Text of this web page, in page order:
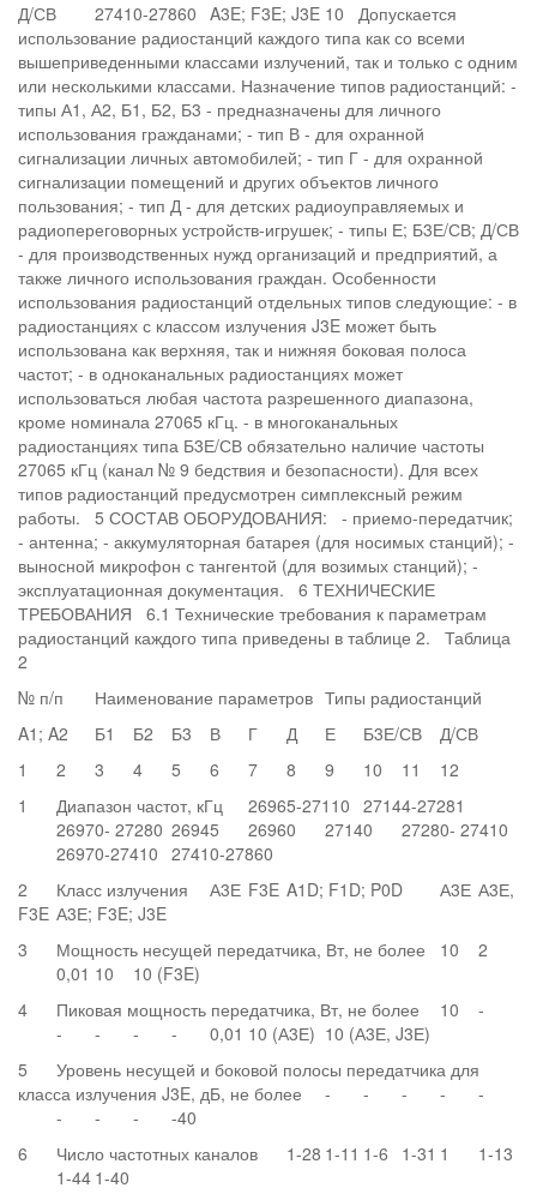
Д/СВ
27410-27860 A3E; F3E; J3E 10 Допускается
использование радиостанций каждого типа как со всеми
вышеприведенными классами излучений, так и только с одним
или несколькими классами. Назначение типов радиостанций: -
типы А1, А2, Б1, Б2, Б3 - предназначены для личного
использования гражданами; - тип В - для охранной
сигнализации личных автомобилей; - тип Г - для охранной
сигнализации помещений и других объектов личного
пользования; - тип Д - для детских радиоуправляемых и
радиопереговорных устройств-игрушек; - типы Е; Б3Е/СВ; Д/СВ
- для производственных нужд организаций и предприятий, а
также личного использования граждан. Особенности
использования радиостанций отдельных типов следующие: - в
радиостанциях с классом излучения J3E может быть
использована как верхняя, так и нижняя боковая полоса
частот; - в одноканальных радиостанциях может
использоваться любая частота разрешенного диапазона,
кроме номинала 27065 кГц. - в многоканальных
радиостанциях типа Б3Е/СВ обязательно наличие частоты
27065 кГц (канал № 9 бедствия и безопасности). Для всех
типов радиостанций предусмотрен симплексный режим
работы. 5 СОСТАВ ОБОРУДОВАНИЯ: - приемо-передатчик;
- антенна; - аккумуляторная батарея (для носимых станций); -
выносной микрофон с тангентой (для возимых станций); -
эксплуатационная документация. 6 ТЕХНИЧЕСКИЕ
ТРЕБОВАНИЯ 6.1 Технические требования к параметрам
радиостанций каждого типа приведены в таблице 2. Таблица
2
№ п/п
Наименование параметров Типы радиостанций
A1; A2
Б1 Б2 Б3 В Г Д Е Б3Е/СВ
Д/СВ
1
2 3 4 5 6 7 8 9 10 11
12
1
Диапазон частот, кГц 26965-27110 27144-27281
26970- 27280 26945 26960 27140
27280- 27410
26970-27410 27410-27860
2
Класс излучения А3Е F3E A1D; F1D; P0D А3Е А3Е,
F3E А3Е; F3E; J3E
3
Мощность несущей передатчика, Вт, не более 10
2
0,01 10
10 (F3E)
4
Пиковая мощность передатчика, Вт, не более 10
-
-
- - - 0,01 10 (А3Е) 10 (А3Е, J3Е)
5
Уровень несущей и боковой полосы передатчика для
класса излучения J3E, дБ, не более
- - - -
-
-
- -
-40
6
Число частотных каналов 1-28 1-11 1-6 1-31 1
1-13
1-44 1-40